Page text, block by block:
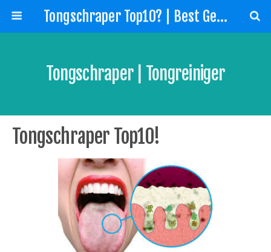
Tongschraper Top10? | Best Geteste Tongreiniger!
Tongschraper | Tongreiniger
Tongschraper Top10!